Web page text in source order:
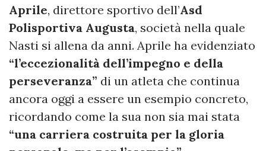
Aprile, direttore sportivo dell’Asd
Polisportiva Augusta, società nella quale
Nasti si allena da anni. Aprile ha evidenziato
“l’eccezionalità dell’impegno e della
perseveranza” di un atleta che continua
ancora oggi a essere un esempio concreto,
ricordando come la sua non sia mai stata
“una carriera costruita per la gloria